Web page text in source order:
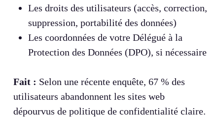
Les droits des utilisateurs (accès, correction,
suppression, portabilité des données)
Les coordonnées de votre Délégué à la
Protection des Données (DPO), si nécessaire
Fait : Selon une récente enquête, 67 % des
utilisateurs abandonnent les sites web
dépourvus de politique de confidentialité claire.